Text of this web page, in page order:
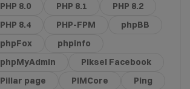
PHP 8.0
PHP 8.1
PHP 8.2
PHP 8.4
PHP-FPM
phpBB
phpFox
phpinfo
phpMyAdmin
Piksel Facebook
Pillar page
PIMCore
Ping